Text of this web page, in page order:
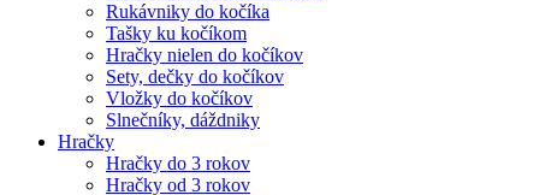
Rukávniky do kočíka
Tašky ku kočíkom
Hračky nielen do kočíkov
Sety, dečky do kočíkov
Vložky do kočíkov
Slnečníky, dáždniky
Hračky
Hračky do 3 rokov
Hračky od 3 rokov